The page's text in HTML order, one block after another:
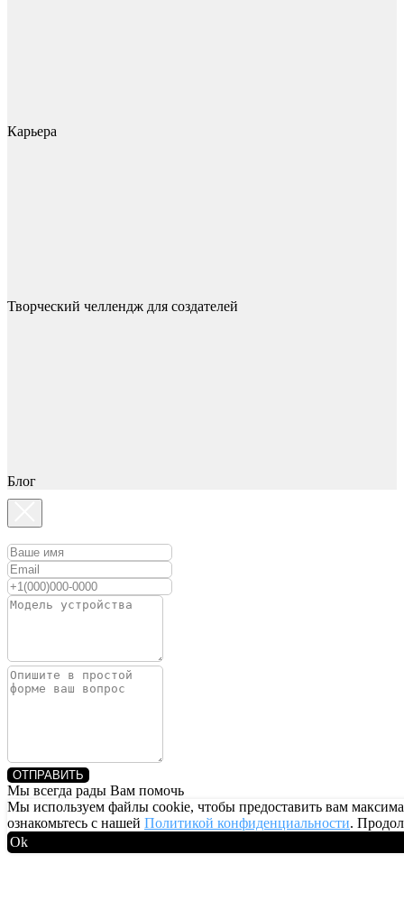
Карьера
Творческий челлендж для создателей
Блог
ОТПРАВИТЬ
Мы всегда рады Вам помочь
Мы используем файлы cookie, чтобы предоставить вам
ознакомьтесь с нашей Политикой конфиденциальности.
Ok